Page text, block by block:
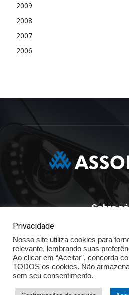
2009
2008
2007
2006
Sobre
ASSOBRAV - Associação
Av. José Maria Whitaker n° 603 -
- CEP: 04057.900 - Fone:
Política de
Privacidade
Nosso site utiliza cookies para
relevante, lembrando suas
Ao clicar em “Aceitar”, concorda
TODOS os cookies. Não
sem seu consentimento.